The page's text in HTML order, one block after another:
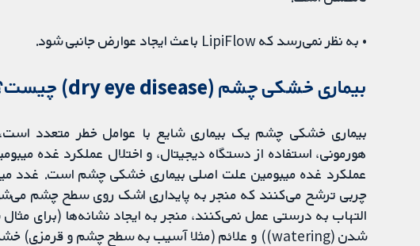
• به‌ نظر نمی‌رسد که LipiFlow باعث ایجاد عوارض جانبی شود.
بیماری خشکی چشم (dry eye disease) چیست؟
بیماری خشکی چشم یک بیماری شایع با عوامل خطر متعدد
عملکرد غده میبومین علت اصلی بیماری خشکی چشم است. غدد
چربی ترشح می‌کنند که منجر به پایداری اشک روی سطح چشم
شدن (watering)) و علائم (مثلا آسیب به سطح چشم و قرمزی) خشکی چشم می‌شوند.